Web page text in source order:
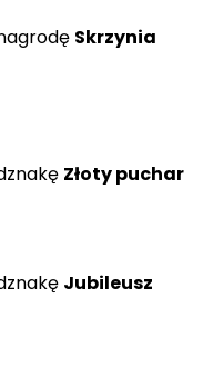
Skrzynia
Złoty puchar
Jubileusz